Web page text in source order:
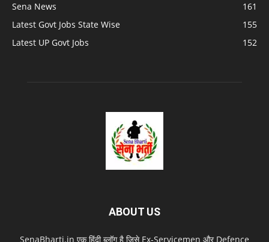
Sena News
161
Latest Govt Jobs State Wise
155
Latest UP Govt Jobs
152
ABOUT US
SenaBharti.in एक हिंदी ब्लॉग है जिसे Ex‑Servicemen और Defence